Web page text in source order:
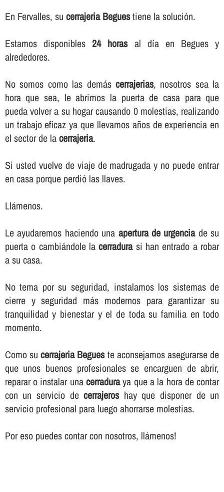
En Fervalles, su cerrajeria Beguestiene la solución.
Estamos disponibles24 horasal dí­a en Begues y
alrededores.
No somos como las demás cerrajerias, nosotros sea la
hora que sea, le abrimos la puerta de casa para que
pueda volver a su hogar causando 0 molestias, realizando
un trabajo eficaz ya que llevamos años de experiencia en
el sector de lacerrajeria.
Si usted vuelve de viaje de madrugada y no puede entrar
en casa porque perdió las llaves.
Llámenos.
Le ayudaremos haciendo una apertura de urgenciade su
puerta o cambiándole lacerradurasi han entrado a robar
a su casa.
No tema por su seguridad, instalamos los sistemas de
cierre y seguridad más modernos para garantizar su
tranquilidad y bienestar y el de toda su familia en todo
momento.
Como sucerrajeria Begueste aconsejamos asegurarse de
que unos buenos profesionales se encarguen de abrir,
reparar o instalar unacerraduraya que a la hora de contar
con un servicio decerrajeroshay que disponer de un
servicio profesional para luego ahorrarse molestias.
Por eso puedes contar con nosotros, llámenos!